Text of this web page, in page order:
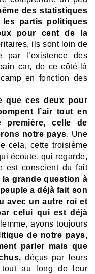
des statistiques
les partis politiques
pour cent de la
ils sont loin de
par l’existence des
car, de ce côté-là
en fonction des
que ces deux pour
l’air tout en
première, celle de
notre pays. Une
cela, cette troisième
écoute, qui regarde,
est conscient du fait
la grande question à
a déjà fait son
avec un autre roi et
celui qui est déjà
ayons toujours
de notre pays,
parler mais que
déçus par leurs
tout au long de leur